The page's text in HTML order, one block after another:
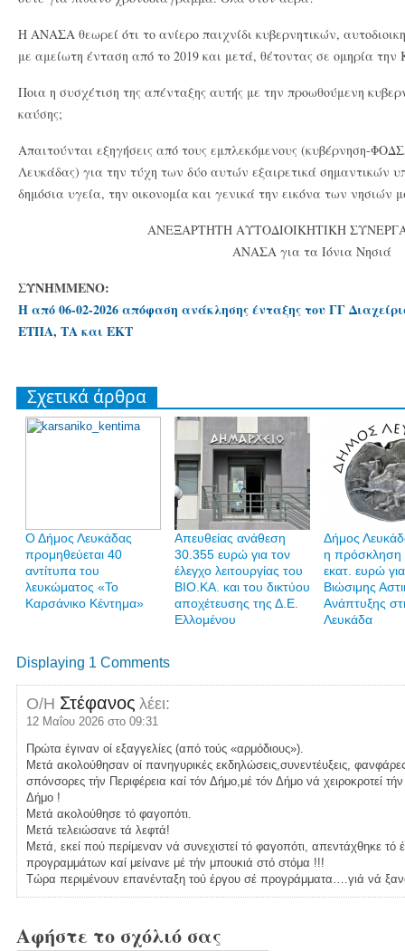
Η ΑΝΑΣΑ θεωρεί ότι το ανίερο παιχνίδι κυβερνητικών,
με αμείωτη ένταση από το 2019 και μετά, θέτοντας σε ομηρία
Ποια η συσχέτιση της απένταξης αυτής με την προωθούμενη
καύσης;
Απαιτούνται εξηγήσεις από τους εμπλεκόμενους (κυβέρνηση-
Λευκάδας) για την τύχη των δύο αυτών εξαιρετικά σημαντικών
δημόσια υγεία, την οικονομία και γενικά την εικόνα των νησιών
ΑΝΕΞΑΡΤΗΤΗ ΑΥΤΟΔΙΟΙΚΗΤΙΚΗ
ΑΝΑΣΑ για τα Ιόνια Νησιά
ΣΥΝΗΜΜΕΝΟ:
Η από 06-02-2026 απόφαση ανάκλησης ένταξης του ΓΓ
ΕΤΠΑ, ΤΑ και ΕΚΤ
Σχετικά άρθρα
Ο Δήμος Λευκάδας
προμηθεύεται 40
αντίτυπα του
λευκώματος «Το
Καρσάνικο Κέντημα»
Απευθείας ανάθεση
30.355 ευρώ για τον
έλεγχο λειτουργίας του
ΒΙΟ.ΚΑ. και του δικτύου
αποχέτευσης της Δ.Ε.
Ελλομένου
Δήμος
η πρόσκληση
εκατ. ευρώ
Βιώσιμης
Ανάπτυξης
Λευκάδα
Displaying 1 Comments
Ο/Η Στέφανος λέει:
12 Μαΐου 2026 στο 09:31
Πρώτα έγιναν οί εξαγγελίες (από τούς «αρμόδιους»).
Μετά ακολούθησαν οί πανηγυρικές εκδηλώσεις,συνεντέυξεις,
σπόνσορες τήν Περιφέρεια καί τόν Δήμο,μέ τόν Δήμο νά χειροκροτεί
Δήμο !
Μετά ακολούθησε τό φαγοπότι.
Μετά τελειώσανε τά λεφτά!
Μετά, εκεί πού περίμεναν νά συνεχιστεί τό φαγοπότι, απεντάχθηκε
προγραμμάτων καί μείνανε μέ τήν μπουκιά στό στόμα !!!
Τώρα περιμένουν επανένταξη τού έργου σέ προγράμματα….γιά νά
Αφήστε το σχόλιό σας